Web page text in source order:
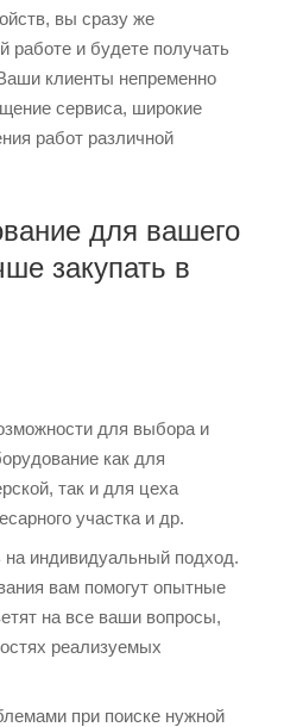
вы сразу же
работе и будете получать
клиенты непременно
сервиса, широкие
работ различной
для вашего
закупать в
для выбора и
как для
так и для цеха
участка и др.
индивидуальный подход.
вам помогут опытные
на все ваши вопросы,
реализуемых
при поиске нужной